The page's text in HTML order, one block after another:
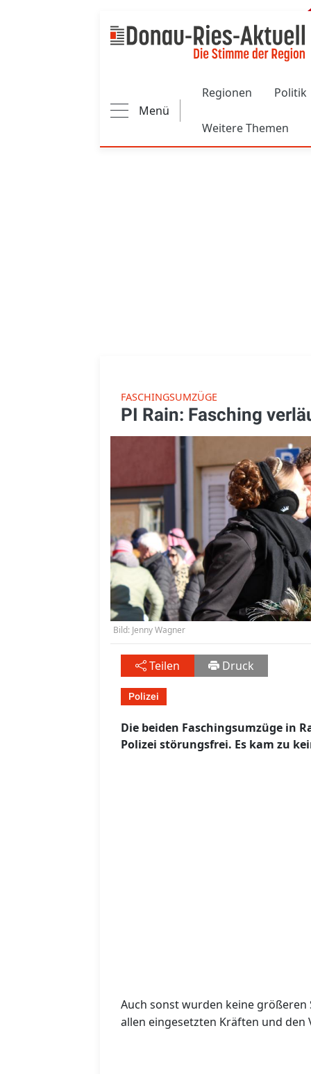
Menü
Regionen Politik
Weitere Themen
FASCHINGSUMZÜGE
PI Rain: Fasching
Bild: Jenny Wagner
Teilen Druck
Polizei
Die beiden Faschingsumzüge in
Polizei störungsfrei. Es kam zu
Auch sonst wurden keine
allen eingesetzten Kräften und